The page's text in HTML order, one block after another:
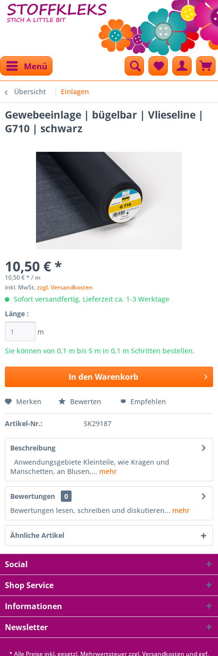
Menü
Übersicht Einlagen
Gewebeeinlage | bügelbar | Vlieseline |
G710 | schwarz
10,50 € *
10,50 € * / m
inkl. MwSt.zzgl. Versandkosten
Sofort versandfertig, Lieferzeit ca. 1-3 Werktage
Länge :
m
Sie können von 0,1 m bis 5 m in 0,1 m Schritten bestellen.
In den Warenkorb
Merken Bewerten Empfehlen
Artikel-Nr.: SK29187
Beschreibung
Anwendungsgebiete Kleinteile, wie Kragen und
Manschetten, an Blusen,... mehr
Bewertungen
0
Bewertungen lesen, schreiben und diskutieren... mehr
Ähnliche Artikel
Social
Shop Service
Informationen
Newsletter
* Alle Preise inkl. gesetzl. Mehrwertsteuer zzgl.Versandkosten und ggf.